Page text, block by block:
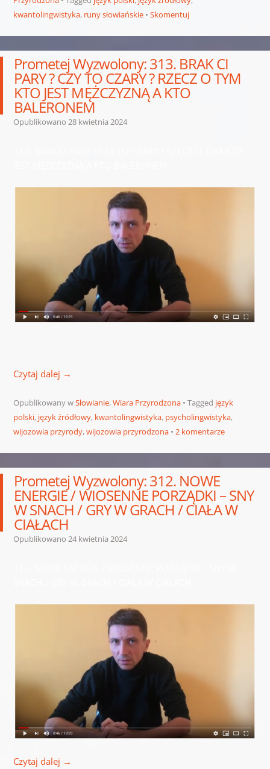
kwantolingwistyka, runy słowiańskie Skomentuj
Prometej Wyzwolony: 313. BRAK CI
PARY ? CZY TO CZARY ? RZECZ O TYM
KTO JEST MĘŻCZYZNĄ A KTO
BALERONEM
Opublikowano 28 kwietnia 2024
Czytaj dalej →
Opublikowany wSłowianie,Wiara Przyrodzona Tagged język
polski, język źródłowy, kwantolingwistyka, psycholingwistyka,
wijozowia przyrody,wijozowia przyrodzona 2 komentarze
Prometej Wyzwolony: 312. NOWE
ENERGIE / WIOSENNE PORZĄDKI – SNY
W SNACH / GRY W GRACH / CIAŁA W
CIAŁACH
Opublikowano 24 kwietnia 2024
Czytaj dalej →